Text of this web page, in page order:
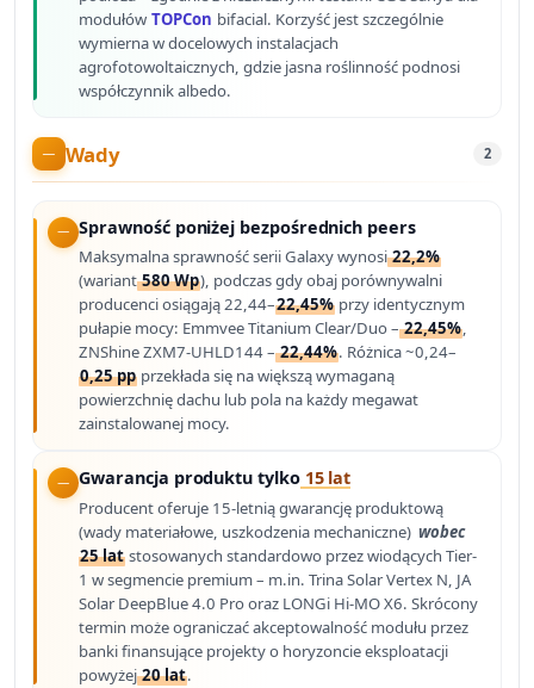
modułów TOPCon bifacial. Korzyść jest szczególnie
wymierna w docelowych instalacjach
agrofotowoltaicznych, gdzie jasna roślinność podnosi
współczynnik albedo.
Wady 2
Sprawność poniżej bezpośrednich peers
Maksymalna sprawność serii Galaxy wynosi22,2%
(wariant580 Wp), podczas gdy obaj porównywalni
producenci osiągają 22,44–22,45% przy identycznym
pułapie mocy: Emmvee Titanium Clear/Duo –22,45%,
ZNShine ZXM7-UHLD144 –22,44%. Różnica ~0,24–
0,25 pp przekłada się na większą wymaganą
powierzchnię dachu lub pola na każdy megawat
zainstalowanej mocy.
Gwarancja produktu tylko15 lat
Producent oferuje 15-letnią gwarancję produktową
(wady materiałowe, uszkodzenia mechaniczne) wobec
25 lat stosowanych standardowo przez wiodących Tier-
1 w segmencie premium – m.in. Trina Solar Vertex N, JA
Solar DeepBlue 4.0 Pro oraz LONGi Hi-MO X6. Skrócony
termin może ograniczać akceptowalność modułu przez
banki finansujące projekty o horyzoncie eksploatacji
powyżej20 lat.